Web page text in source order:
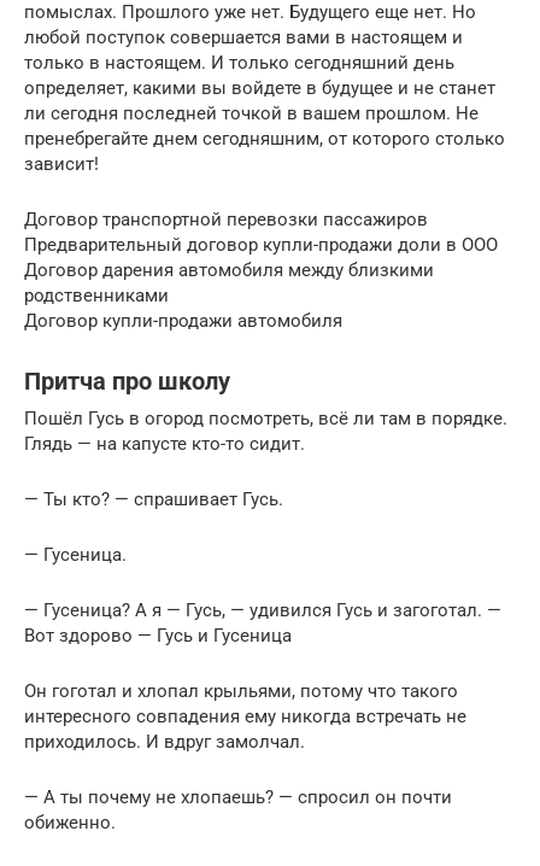
помыслах. Прошлого уже нет. Будущего еще нет. Но
любой поступок совершается вами в настоящем и
только в настоящем. И только сегодняшний день
определяет, какими вы вой­дете в будущее и не станет
ли сегодня послед­ней точкой в вашем прошлом. Не
пренебрегайте днем сегодняшним, от которого столько
зависит!
Договор транспортной перевозки пассажиров
Предварительный договор купли-продажи доли в ООО
Договор дарения автомобиля между близкими
родственниками
Договор купли-продажи автомобиля
Притча про школу
Пошёл Гусь в огород посмотреть, всё ли там в порядке.
Глядь — на капусте кто-то сидит.
— Ты кто? — спрашивает Гусь.
— Гусеница.
— Гусеница? А я — Гусь, — удивился Гусь и загоготал. —
Вот здорово — Гусь и Гусеница
Он гоготал и хлопал крыльями, потому что такого
интересного совпадения ему никогда встречать не
приходилось. И вдруг замолчал.
— А ты почему не хлопаешь? — спросил он почти
обиженно.